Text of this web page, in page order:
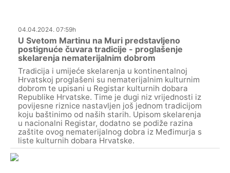
04.04.2024. 07:59h
U Svetom Martinu na Muri predstavljeno
postignuće čuvara tradicije - proglašenje
skelarenja nematerijalnim dobrom
Tradicija i umijeće skelarenja u kontinentalnoj
Hrvatskoj proglašeni su nematerijalnim kulturnim
dobrom te upisani u Registar kulturnih dobara
Republike Hrvatske. Time je dugi niz vrijednosti iz
povijesne riznice nastavljen još jednom tradicijom
koju baštinimo od naših starih. Upisom skelarenja
u nacionalni Registar, dodatno se podiže razina
zaštite ovog nematerijalnog dobra iz Međimurja s
liste kulturnih dobara Hrvatske.